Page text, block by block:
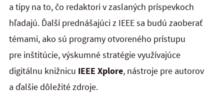
a tipy na to, čo redaktori v zaslaných príspevkoch
hľadajú. Ďalší prednášajúci z IEEE sa budú zaoberať
témami, ako sú programy otvoreného prístupu
pre inštitúcie, výskumné stratégie využívajúce
digitálnu knižnicu IEEE Xplore, nástroje pre autorov
a ďalšie dôležité zdroje.